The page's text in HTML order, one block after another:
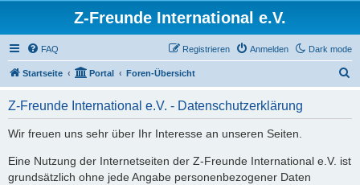
Z-Freunde International e.V.
Dark mode
FAQ Anmelden
Registrieren
Startseite Portal Foren-Übersicht
Z-Freunde International e.V. - Datenschutzerklärung
Wir freuen uns sehr über Ihr Interesse an unseren Seiten.
Eine Nutzung der Internetseiten der Z-Freunde International e.V. ist
grundsätzlich ohne jede Angabe personenbezogener Daten